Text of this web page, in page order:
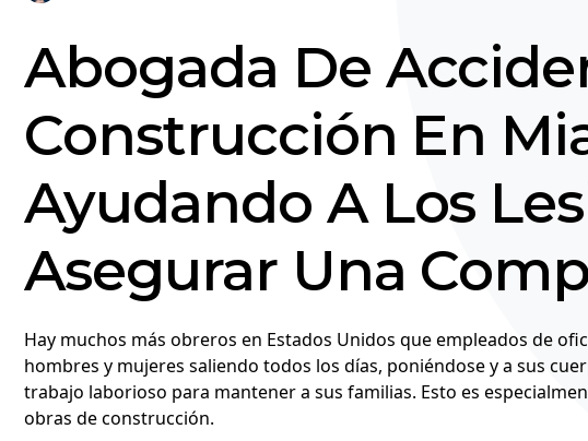
Abogada De
Construcción En
Ayudando A Los
Asegurar Una
Hay muchos más obreros en Estados Unidos que empleados de
hombres y mujeres saliendo todos los días, poniéndose y a sus
trabajo laborioso para mantener a sus familias. Esto es
obras de construcción.